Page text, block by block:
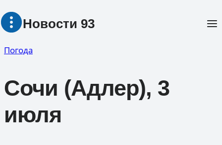
Перейти
Новости 93
Погода
Сочи (Адлер), 3
июля